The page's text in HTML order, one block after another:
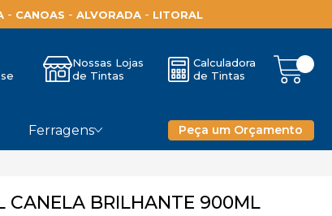
- CANOAS -ALVORADA - LITORAL
Nossas Lojas
de Tintas
Calculadora
de Tintas
Ferragens Peça um Orçamento
CANELA BRILHANTE 900ML